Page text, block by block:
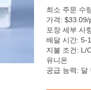
최소 주문 수
가격:
포장 세부 사
배달 시간: 5-
지불 조건: L/
유니온
공급 능력: 달